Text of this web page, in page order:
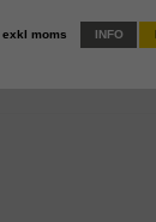
exkl moms INFO